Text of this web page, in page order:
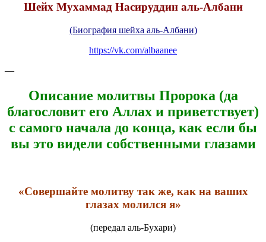
Шейх Мухаммад Насируддин аль-Албани
(Биография шейха аль-Албани)
https://vk.com/albaanee
—
Описание молитвы Пророка (да
благословит его Аллах и приветствует)
с самого начала до конца, как если бы
вы это видели собственными глазами
«Совершайте молитву так же, как на ваших
глазах молился я»
(передал аль-Бухари)